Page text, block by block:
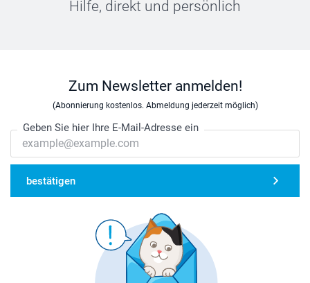
Hilfe, direkt und persönlich
Zum Newsletter anmelden!
(Abonnierung kostenlos. Abmeldung jederzeit möglich)
Geben Sie hier Ihre E-Mail-Adresse ein
bestätigen